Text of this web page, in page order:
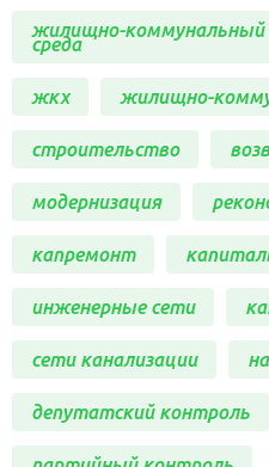
жилищно-коммунальный
среда
жкх жилищно-
строительство
модернизация
капремонт
инженерные сети
сети канализации
депутатский контроль